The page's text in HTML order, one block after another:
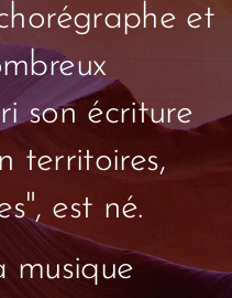
et
son écriture
territoires,
est né.
musique